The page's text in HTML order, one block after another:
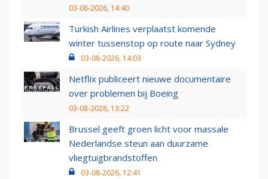
03-08-2026, 14:40
Turkish Airlines verplaatst komende
winter tussenstop op route naar Sydney
03-08-2026, 14:03
Netflix publiceert nieuwe documentaire
over problemen bij Boeing
03-08-2026, 13:22
Brussel geeft groen licht voor massale
Nederlandse steun aan duurzame
vliegtuigbrandstoffen
03-08-2026, 12:41